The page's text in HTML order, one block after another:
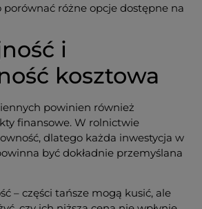
porównać różne opcje dostępne na
i
kosztowa
powinien również
finansowe. W rolnictwie
dlatego każda inwestycja w
być dokładnie przemyślana
– części tańsze mogą kusić, ale